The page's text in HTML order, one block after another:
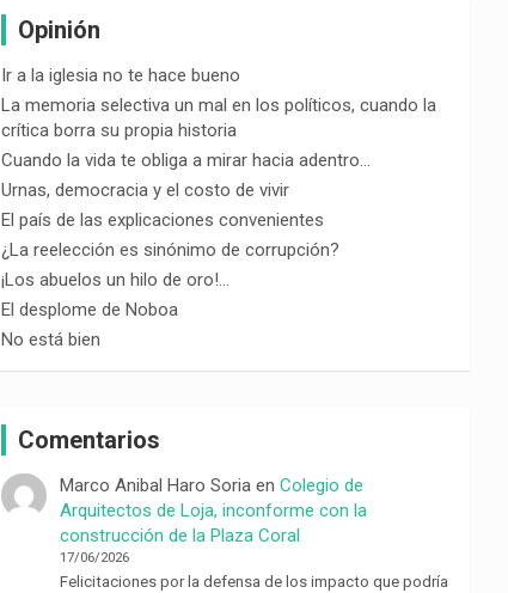
Opinión
Ir a la iglesia no te hace bueno
La memoria selectiva un mal en los políticos, cuando la
crítica borra su propia historia
Cuando la vida te obliga a mirar hacia adentro…
Urnas, democracia y el costo de vivir
El país de las explicaciones convenientes
¿La reelección es sinónimo de corrupción?
¡Los abuelos un hilo de oro!…
El desplome de Noboa
No está bien
Comentarios
Marco Anibal Haro Soria enColegio de
Arquitectos de Loja, inconforme con la
construcción de la Plaza Coral
17/06/2026
Felicitaciones por la defensa de los impacto que podría